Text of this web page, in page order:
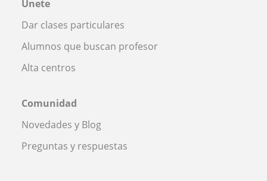
Únete
Dar clases particulares
Alumnos que buscan profesor
Alta centros
Comunidad
Novedades y Blog
Preguntas y respuestas